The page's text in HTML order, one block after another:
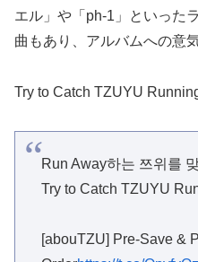
エル」や「ph-1」といった
曲もあり、アルバムへの意
Try to Catch TZUYU
Run Away하는 쯔위를
Try to Catch TZUYU
[abouTZU] Pre-Save &